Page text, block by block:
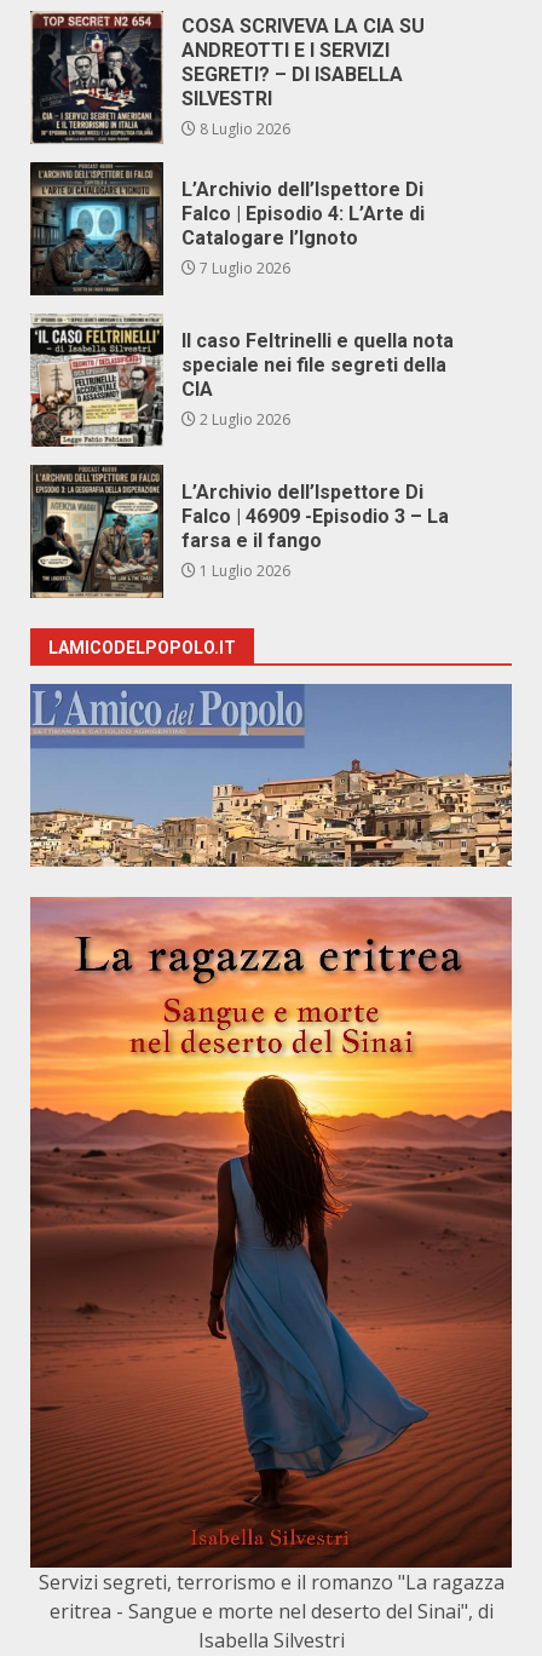
COSA SCRIVEVA LA CIA SU
ANDREOTTI E I SERVIZI
SEGRETI? – DI ISABELLA
SILVESTRI
8 Luglio 2026
L’Archivio dell’Ispettore Di
Falco | Episodio 4: L’Arte di
Catalogare l’Ignoto
7 Luglio 2026
Il caso Feltrinelli e quella nota
speciale nei file segreti della
CIA
2 Luglio 2026
L’Archivio dell’Ispettore Di
Falco | 46909 -Episodio 3 – La
farsa e il fango
1 Luglio 2026
LAMICODELPOPOLO.IT
Servizi segreti, terrorismo e il romanzo "La ragazza
eritrea - Sangue e morte nel deserto del Sinai", di
Isabella Silvestri